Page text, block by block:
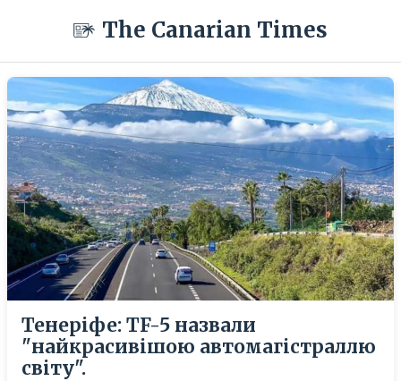
The Canarian Times
Тенеріфе: TF-5 назвали
"найкрасивішою автомагістраллю
світу".